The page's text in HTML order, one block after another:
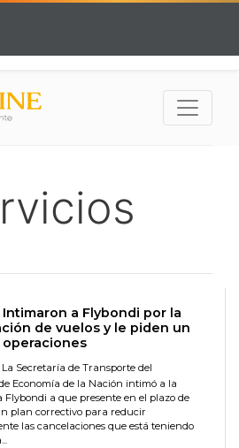
Intimaron a Flybondi por la
de vuelos y le piden un
operaciones
La Secretaría de Transporte del
Economía de la Nación intimó a la
Flybondi a que presente en el plazo de
plan correctivo para reducir
las cancelaciones que está teniendo